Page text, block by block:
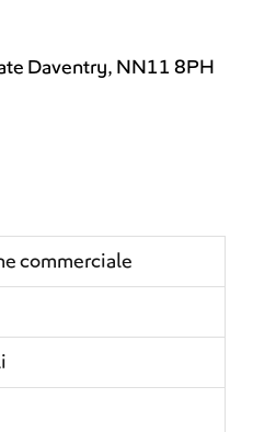
Daventry, NN11 8PH
commerciale